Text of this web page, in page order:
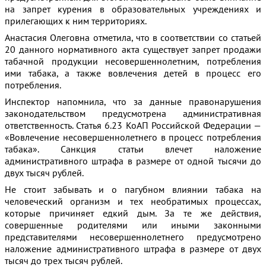
на запрет курения в образовательных учреждениях и
прилегающих к ним территориях.
Анастасия Олеговна отметила, что в соответствии со статьей
20 данного нормативного акта существует запрет продажи
табачной продукции несовершеннолетним, потребления
ими табака, а также вовлечения детей в процесс его
потребления.
Инспектор напомнила, что за данные правонарушения
законодательством предусмотрена административная
ответственность. Статья 6.23 КоАП Российской Федерации —
«Вовлечение несовершеннолетнего в процесс потребления
табака». Санкция статьи влечет наложение
административного штрафа в размере от одной тысячи до
двух тысяч рублей.
Не стоит забывать и о пагубном влиянии табака на
человеческий организм и тех необратимых процессах,
которые причиняет едкий дым. За те же действия,
совершенные родителями или иными законными
представителями несовершеннолетнего предусмотрено
наложение административного штрафа в размере от двух
тысяч до трех тысяч рублей.